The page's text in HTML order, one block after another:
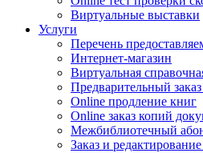
Виртуальные выставки
Услуги
Перечень
Интернет-магазин
Виртуальная
Предварительный
Online продление книг
Online заказ копий
Межбиблиотечный
Заказ и